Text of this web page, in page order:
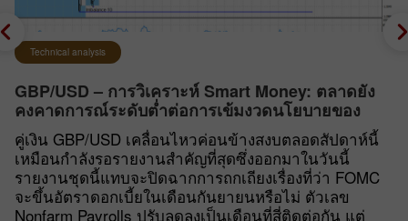
Technical analysis
GBP/USD – การวิเคราะห์ Smart Money: ตลาดยัง
คงคาดการณ์ระดับต่ำต่อการเข้มงวดนโยบายของ
FOMC
คู่เงิน GBP/USD เคลื่อนไหวค่อนข้างสงบตลอดสัปดาห์นี้
เหมือนกำลังรอรายงานสำคัญที่สุดซึ่งออกมาในวันนี้
รายงานชุดนี้แทบจะปิดฉากการถกเถียงเรื่องที่ว่า FOMC
จะขึ้นอัตราดอกเบี้ยในเดือนกันยายนหรือไม่ ตัวเลข
Nonfarm Payrolls ปรับลดลงเป็นเดือนที่สี่ติดต่อกัน แต่